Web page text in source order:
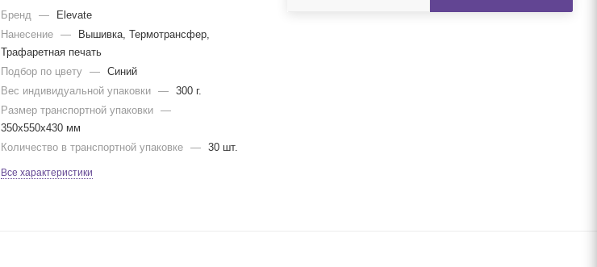
Бренд —
Elevate
Нанесение
—
Вышивка, Термотрансфер,
Трафаретная печать
Подбор по цвету
—
Синий
Вес индивидуальной упаковки
—
300 г.
Размер транспортной упаковки
—
350x550x430 мм
Количество в транспортной упаковке
— 30 шт.
Все характеристики